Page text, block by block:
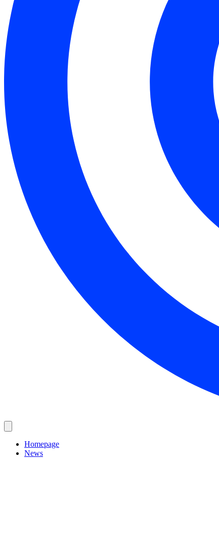
Homepage
News